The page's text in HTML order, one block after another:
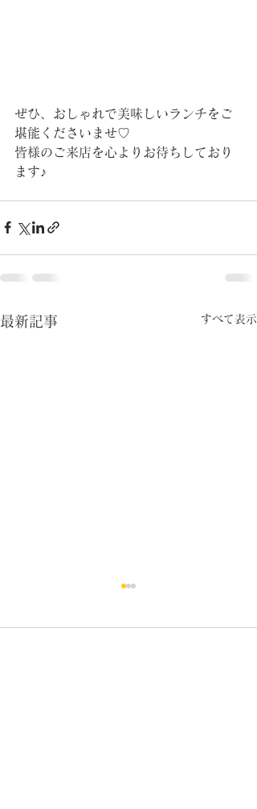
ぜひ、おしゃれで美味しいランチをご
堪能くださいませ♡
皆様のご来店を心よりお待ちしており
ます♪
最新記事 すべて表示